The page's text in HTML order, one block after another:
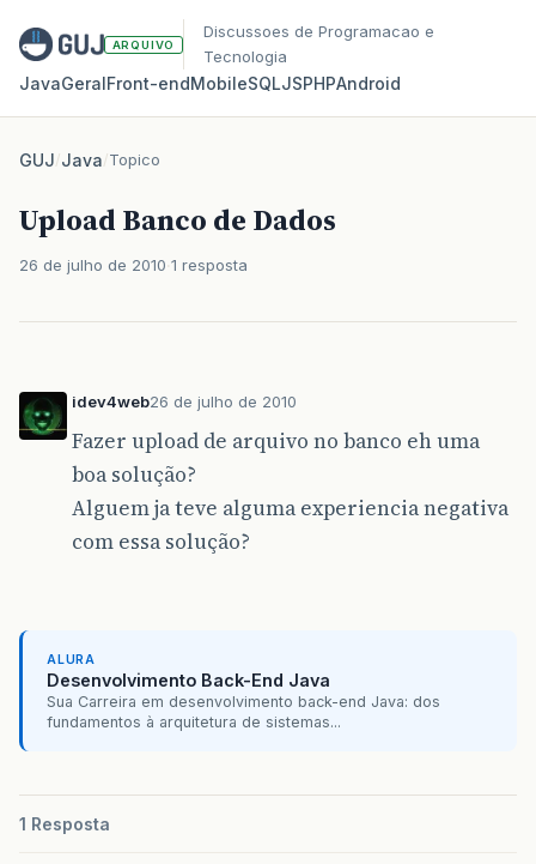
ARQUIVO
Discussoes de Programacao e
Tecnologia
JavaGeralFront‑endMobileSQLJSPHPAndroid
GUJ/Java/Topico
Upload Banco de Dados
26 de julho de 2010 1 resposta
idev4web26 de julho de 2010
Fazer upload de arquivo no banco eh uma
boa solução?
Alguem ja teve alguma experiencia negativa
com essa solução?
ALURA
Desenvolvimento Back-End Java
Sua Carreira em desenvolvimento back-end Java: dos
fundamentos à arquitetura de sistemas...
1 Resposta